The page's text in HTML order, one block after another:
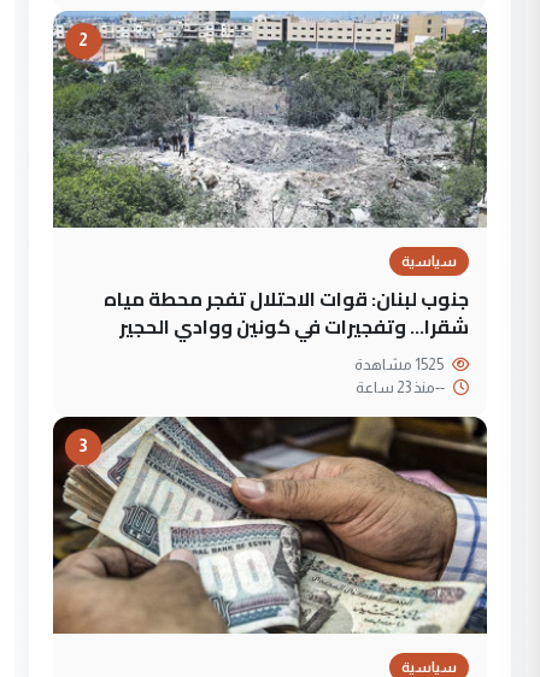
2
سياسية
جنوب لبنان: قوات الاحتلال تفجر محطة مياه
شقرا… وتفجيرات في كونين ووادي الحجير
--منذ 23 ساعة
3
سياسية